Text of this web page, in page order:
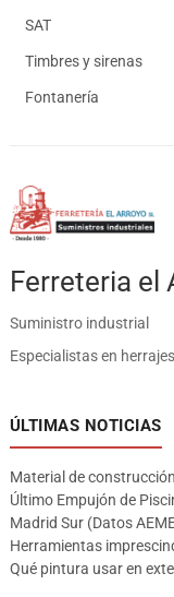
SAT
Timbres y sirenas
Fontanería
Ferreteria el
Suministro industrial
Especialistas en
ÚLTIMAS NOTICIAS
Material de
Último Empujón de
Madrid Sur (Datos
Herramientas
Qué pintura usar en